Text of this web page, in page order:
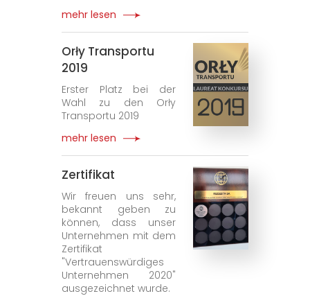
mehr lesen
Orły Transportu
2019
Erster Platz bei der
Wahl zu den Orły
Transportu 2019
mehr lesen
Zertifikat
Wir freuen uns sehr,
bekannt geben zu
können, dass unser
Unternehmen mit dem
Zertifikat
"Vertrauenswürdiges
Unternehmen 2020"
ausgezeichnet wurde.